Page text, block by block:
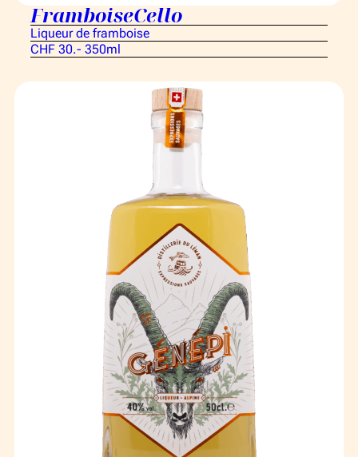
FramboiseCello
Liqueur de framboise
CHF 30.- 350ml